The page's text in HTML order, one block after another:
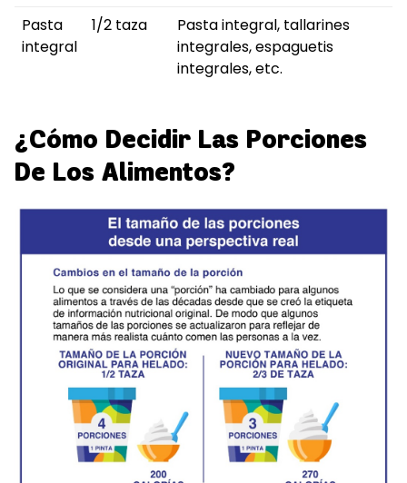
Pasta
integral
1/2 taza
Pasta integral, tallarines
integrales, espaguetis
integrales, etc.
¿Cómo Decidir Las Porciones
De Los Alimentos?